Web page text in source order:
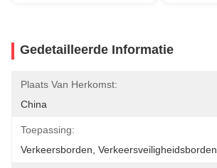
Gedetailleerde Informatie
Plaats Van Herkomst:
China
Toepassing:
Verkeersborden, Verkeersveiligheidsborden